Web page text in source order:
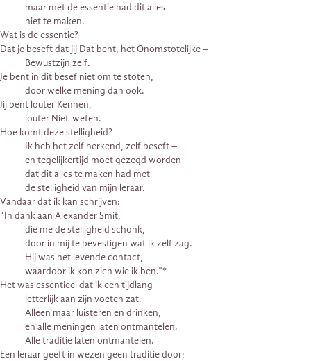
maar met de essentie had dit alles
niet te maken.
Wat is de essentie?
Dat je beseft dat jij Dat bent, het Onomstotelijke –
Bewustzijn zelf.
Je bent in dit besef niet om te stoten,
door welke mening dan ook.
Jij bent louter Kennen,
louter Niet-weten.
Hoe komt deze stelligheid?
Ik heb het zelf herkend, zelf beseft –
en tegelijkertijd moet gezegd worden
dat dit alles te maken had met
de stelligheid van mijn leraar.
Vandaar dat ik kan schrijven:
“In dank aan Alexander Smit,
die me de stelligheid schonk,
door in mij te bevestigen wat ik zelf zag.
Hij was het levende contact,
waardoor ik kon zien wie ik ben.”*
Het was essentieel dat ik een tijdlang
letterlijk aan zijn voeten zat.
Alleen maar luisteren en drinken,
en alle meningen laten ontmantelen.
Alle traditie laten ontmantelen.
Een leraar geeft in wezen geen traditie door;